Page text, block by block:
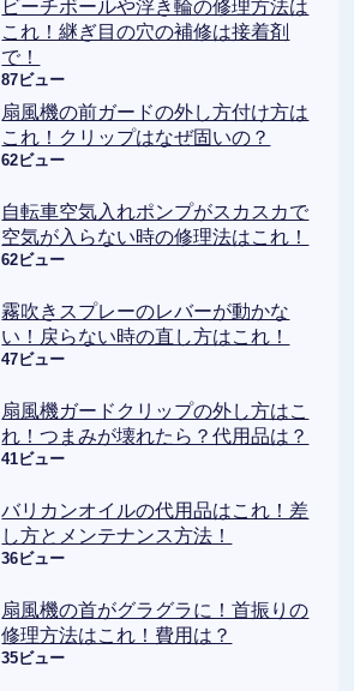
ビーチボールや浮き輪の修理方法は
これ！継ぎ目の穴の補修は接着剤
で！
87ビュー
扇風機の前ガードの外し方付け方は
これ！クリップはなぜ固いの？
62ビュー
自転車空気入れポンプがスカスカで
空気が入らない時の修理法はこれ！
62ビュー
霧吹きスプレーのレバーが動かな
い！戻らない時の直し方はこれ！
47ビュー
扇風機ガードクリップの外し方はこ
れ！つまみが壊れたら？代用品は？
41ビュー
バリカンオイルの代用品はこれ！差
し方とメンテナンス方法！
36ビュー
扇風機の首がグラグラに！首振りの
修理方法はこれ！費用は？
35ビュー